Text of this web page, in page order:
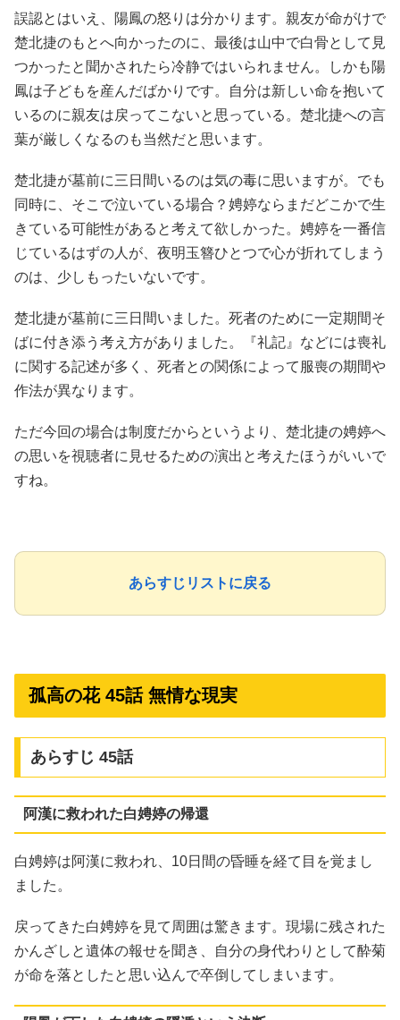
誤認とはいえ、陽鳳の怒りは分かります。親友が命がけで
楚北捷のもとへ向かったのに、最後は山中で白骨として見
つかったと聞かされたら冷静ではいられません。しかも陽
鳳は子どもを産んだばかりです。自分は新しい命を抱いて
いるのに親友は戻ってこないと思っている。楚北捷への言
葉が厳しくなるのも当然だと思います。
楚北捷が墓前に三日間いるのは気の毒に思いますが。でも
同時に、そこで泣いている場合？娉婷ならまだどこかで生
きている可能性があると考えて欲しかった。娉婷を一番信
じているはずの人が、夜明玉簪ひとつで心が折れてしまう
のは、少しもったいないです。
楚北捷が墓前に三日間いました。死者のために一定期間そ
ばに付き添う考え方がありました。『礼記』などには喪礼
に関する記述が多く、死者との関係によって服喪の期間や
作法が異なります。
ただ今回の場合は制度だからというより、楚北捷の娉婷へ
の思いを視聴者に見せるための演出と考えたほうがいいで
すね。
あらすじリストに戻る
孤高の花 45話 無情な現実
あらすじ 45話
阿漢に救われた白娉婷の帰還
白娉婷は阿漢に救われ、10日間の昏睡を経て目を覚まし
ました。
戻ってきた白娉婷を見て周囲は驚きます。現場に残された
かんざしと遺体の報せを聞き、自分の身代わりとして酔菊
が命を落としたと思い込んで卒倒してしまいます。